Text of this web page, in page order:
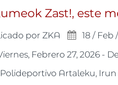
Zast!, este
por ZKA
18 / Feb
Febrero 27, 2026 -
Polideportivo Artaleku, Irun